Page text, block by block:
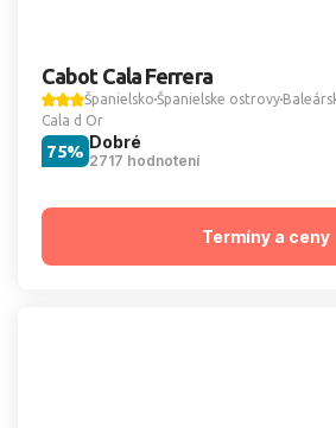
Cabot Cala Ferrera
Španielsko Španielske ostrovy
Cala d Or
Dobré
2717 hodnotení
75%
Termíny a ceny